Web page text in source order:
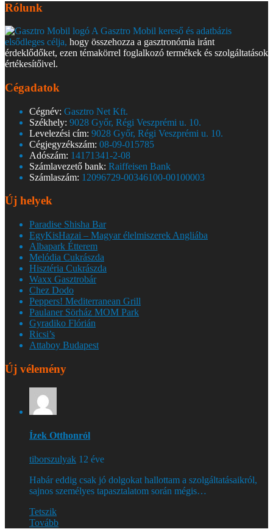
Rólunk
A Gasztro Mobil kereső és adatbázis
elsődleges célja, hogy összehozza a gasztronómia iránt
érdeklődőket, ezen témakörrel foglalkozó termékek és szolgáltatások
értékesítőivel.
Cégadatok
Cégnév: Gasztro Net Kft.
Székhely: 9028 Győr, Régi Veszprémi u. 10.
Levelezési cím: 9028 Győr, Régi Veszprémi u. 10.
Cégjegyzékszám: 08-09-015785
Adószám: 14171341-2-08
Számlavezető bank: Raiffeisen Bank
Számlaszám: 12096729-00346100-00100003
Új helyek
Paradise Shisha Bar
EgyKisHazai – Magyar élelmiszerek Angliába
Albapark Étterem
Melódia Cukrászda
Hisztéria Cukrászda
Waxx Gasztrobár
Chez Dodo
Peppers! Mediterranean Grill
Paulaner Sörház MOM Park
Gyradiko Flórián
Ricsi’s
Attaboy Budapest
Új vélemény
Ízek Otthonról
tiborszulyak 12 éve
Habár eddig csak jó dolgokat hallottam a szolgáltatásaikról,
sajnos személyes tapasztalatom során mégis…
Tetszik
Tovább